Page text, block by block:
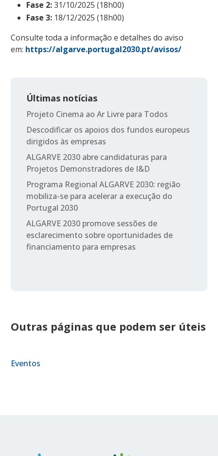
Fase 2:31/10/2025 (18h00)
Fase 3: 18/12/2025 (18h00)
Consulte toda a informação e detalhes do aviso
em: https://algarve.portugal2030.pt/avisos/
Últimas notícias
Projeto Cinema ao Ar Livre para Todos
Descodificar os apoios dos fundos europeus
dirigidos às empresas
ALGARVE 2030 abre candidaturas para
Projetos Demonstradores de I&D
Programa Regional ALGARVE 2030: região
mobiliza-se para acelerar a execução do
Portugal 2030
ALGARVE 2030 promove sessões de
esclarecimento sobre oportunidades de
financiamento para empresas
Outras páginas que podem ser úteis
Eventos